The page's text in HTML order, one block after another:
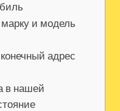
и модель
адрес
в нашей